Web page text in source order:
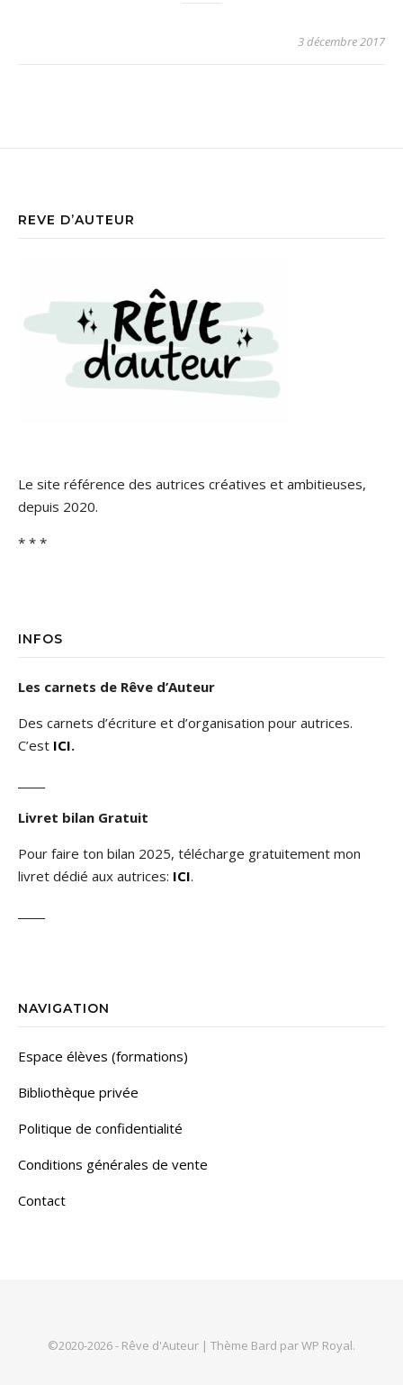
3 décembre 2017
REVE D’AUTEUR
Le site référence des autrices créatives et ambitieuses,
depuis 2020.
* * *
INFOS
Les carnets de Rêve d’Auteur
Des carnets d’écriture et d’organisation pour autrices.
C’est ICI.
Livret bilan Gratuit
Pour faire ton bilan 2025, télécharge gratuitement mon
livret dédié aux autrices: ICI.
NAVIGATION
Espace élèves (formations)
Bibliothèque privée
Politique de confidentialité
Conditions générales de vente
Contact
©2020-2026 - Rêve d'Auteur | Thème Bard parWP Royal.